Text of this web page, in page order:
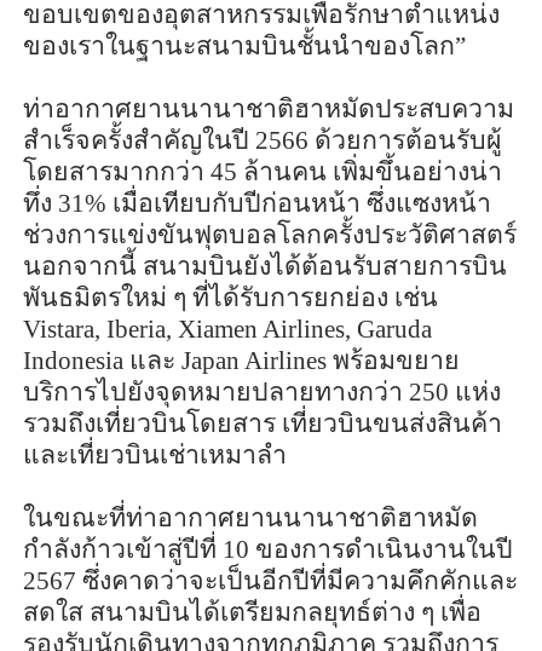
ขอบเขตของอุตสาหกรรมเพื่อรักษาตำแหน่ง
ของเราในฐานะสนามบินชั้นนำของโลก”
ท่าอากาศยานนานาชาติฮาหมัดประสบความ
สำเร็จครั้งสำคัญในปี 2566 ด้วยการต้อนรับผู้
โดยสารมากกว่า 45 ล้านคน เพิ่มขึ้นอย่างน่า
ทึ่ง 31% เมื่อเทียบกับปีก่อนหน้า ซึ่งแซงหน้า
ช่วงการแข่งขันฟุตบอลโลกครั้งประวัติศาสตร์
นอกจากนี้ สนามบินยังได้ต้อนรับสายการบิน
พันธมิตรใหม่ ๆ ที่ได้รับการยกย่อง เช่น
Vistara, Iberia, Xiamen Airlines, Garuda
Indonesia และ Japan Airlines พร้อมขยาย
บริการไปยังจุดหมายปลายทางกว่า 250 แห่ง
รวมถึงเที่ยวบินโดยสาร เที่ยวบินขนส่งสินค้า
และเที่ยวบินเช่าเหมาลำ
ในขณะที่ท่าอากาศยานนานาชาติฮาหมัด
กำลังก้าวเข้าสู่ปีที่ 10 ของการดำเนินงานในปี
2567 ซึ่งคาดว่าจะเป็นอีกปีที่มีความคึกคักและ
สดใส สนามบินได้เตรียมกลยุทธ์ต่าง ๆ เพื่อ
รองรับนักเดินทางจากทุกภูมิภาค รวมถึงการ